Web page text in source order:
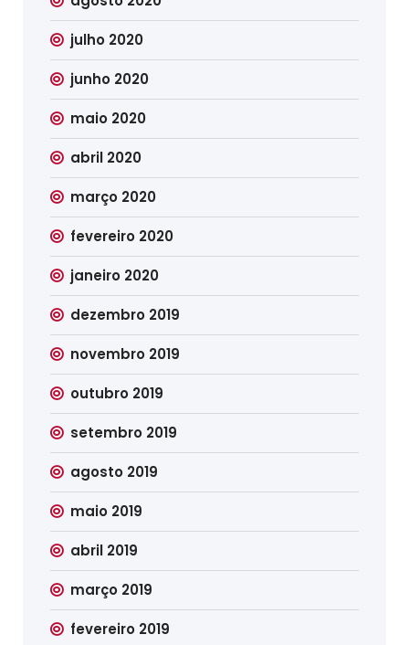
julho 2020
junho 2020
maio 2020
abril 2020
março 2020
fevereiro 2020
janeiro 2020
dezembro 2019
novembro 2019
outubro 2019
setembro 2019
agosto 2019
maio 2019
abril 2019
março 2019
fevereiro 2019